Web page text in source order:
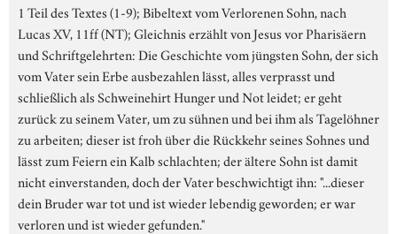
1 Teil des Textes (1-9); Bibeltext vom Verlorenen Sohn, nach
Lucas XV, 11ff (NT); Gleichnis erzählt von Jesus vor Pharisäern
und Schriftgelehrten: Die Geschichte vom jüngsten Sohn, der sich
vom Vater sein Erbe ausbezahlen lässt, alles verprasst und
schließlich als Schweinehirt Hunger und Not leidet; er geht
zurück zu seinem Vater, um zu sühnen und bei ihm als Tagelöhner
zu arbeiten; dieser ist froh über die Rückkehr seines Sohnes und
lässt zum Feiern ein Kalb schlachten; der ältere Sohn ist damit
nicht einverstanden, doch der Vater beschwichtigt ihn: "...dieser
dein Bruder war tot und ist wieder lebendig geworden; er war
verloren und ist wieder gefunden."